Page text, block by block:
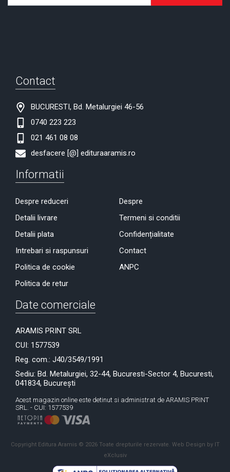
Contact
BUCURESTI, Bd. Metalurgiei 46-56
0740 223 223
021 461 08 08
desfacere [@] edituraaramis.ro
Informatii
Despre reduceri
Detalii livrare
Detalii plata
Intrebari si raspunsuri
Politica de cookie
Politica de retur
Despre
Termeni si conditii
Confidențialitate
Contact
ANPC
Date comerciale
ARAMIS PRINT SRL
CUI: 1577539
Reg. com.: J40/3549/1991
Sediu: Bd. Metalurgiei, 32-44, Bucuresti-Sector 4, Bucuresti,
041834, București
Acest magazin online este detinut si administrat de ARAMIS PRINT
SRL. - CUI: 1577539
Copyright Editura Aramis © 2026 Toate drepturile rezervate. Web Design by IT
eXclusiv